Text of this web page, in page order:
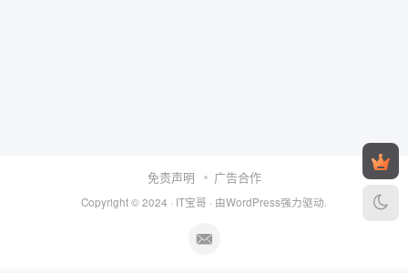
免责声明 广告合作
Copyright © 2024 · IT宝哥 · 由WordPress强力驱动.